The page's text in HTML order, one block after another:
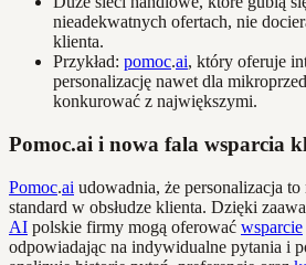
nieadekwatnych ofertach, nie
klienta.
Przykład: pomoc.ai, który oferuje
personalizację nawet dla
konkurować z największymi.
Pomoc.ai i nowa fala wsparcia
Pomoc.ai udowadnia, że personalizacja
standard w obsłudze klienta. Dzięki
AI polskie firmy mogą oferować wsparcie
odpowiadając na indywidualne pytania i